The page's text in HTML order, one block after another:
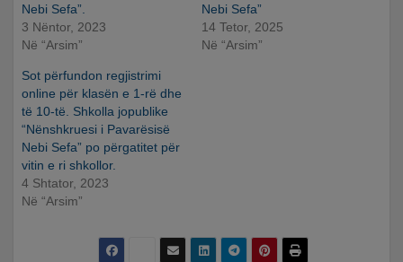
Nebi Sefa”.
3 Nëntor, 2023
Në “Arsim”
Nebi Sefa”
14 Tetor, 2025
Në “Arsim”
Sot përfundon regjistrimi
online për klasën e 1-rë dhe
të 10-të. Shkolla jopublike
“Nënshkruesi i Pavarësisë
Nebi Sefa” po përgatitet për
vitin e ri shkollor.
4 Shtator, 2023
Në “Arsim”